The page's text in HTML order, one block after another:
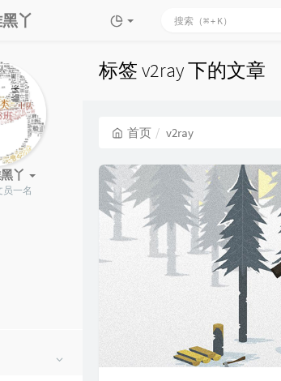
丫
丫
一名
标签 v2ray 下的文章
首页 v2ray